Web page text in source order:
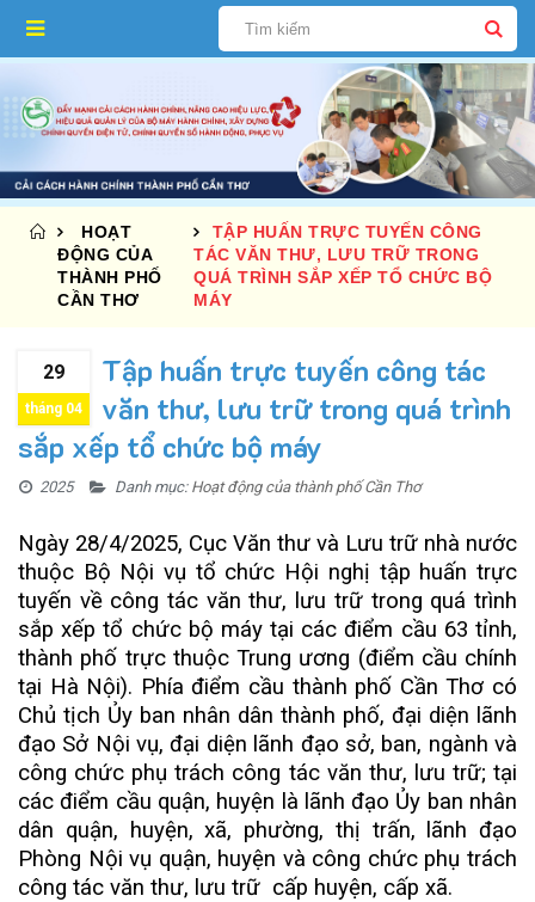
HOẠT
ĐỘNG CỦA
THÀNH PHỐ
CẦN THƠ
TẬP HUẤN TRỰC TUYẾN CÔNG
TÁC VĂN THƯ, LƯU TRỮ TRONG
QUÁ TRÌNH SẮP XẾP TỔ CHỨC BỘ
MÁY
29
tháng 04
Tập huấn trực tuyến công tác
văn thư, lưu trữ trong quá trình
sắp xếp tổ chức bộ máy
2025 Danh mục: Hoạt động của thành phố Cần Thơ
Ngày 28/4/2025, Cục Văn thư và Lưu trữ nhà nước
thuộc Bộ Nội vụ tổ chức Hội nghị tập huấn trực
tuyến về công tác văn thư, lưu trữ trong quá trình
sắp xếp tổ chức bộ máy tại các điểm cầu 63 tỉnh,
thành phố trực thuộc Trung ương (điểm cầu chính
tại Hà Nội). Phía điểm cầu thành phố Cần Thơ có
Chủ tịch Ủy ban nhân dân thành phố, đại diện lãnh
đạo Sở Nội vụ, đại diện lãnh đạo sở, ban, ngành và
công chức phụ trách công tác văn thư, lưu trữ; tại
các điểm cầu quận, huyện là lãnh đạo Ủy ban nhân
dân quận, huyện, xã, phường, thị trấn, lãnh đạo
Phòng Nội vụ quận, huyện và công chức phụ trách
công tác văn thư, lưu trữ cấp huyện, cấp xã.